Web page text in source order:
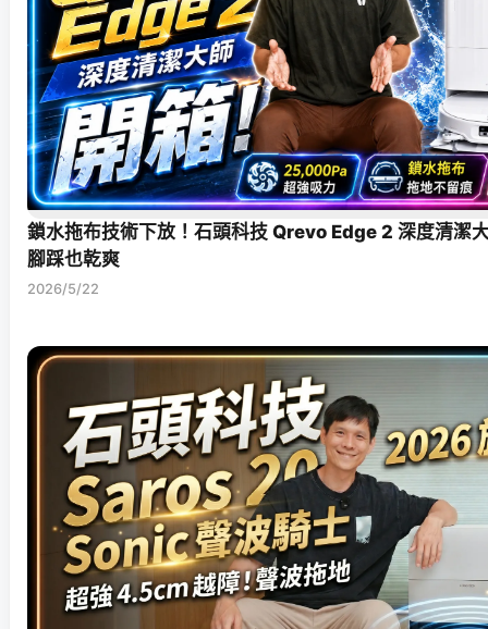
鎖水拖布技術下放！石頭科技 Qrevo Edge 2 深度清潔
腳踩也乾爽
2026/5/22